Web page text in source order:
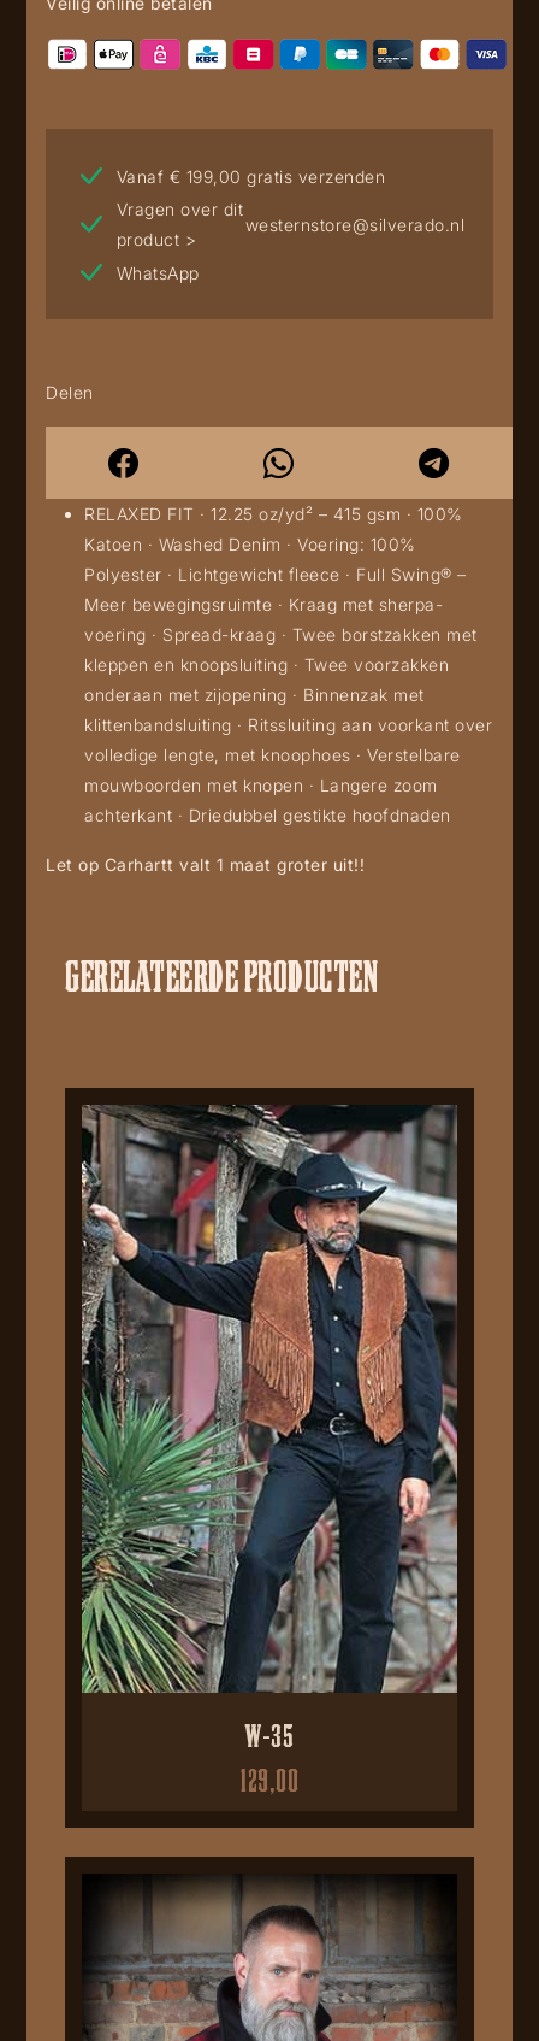
Vanaf € 199,00 gratis verzenden
Vragen over dit
product >
westernstore@silverado.nl
WhatsApp
Delen
RELAXED FIT · 12.25 oz/yd² – 415 gsm · 100%
Katoen · Washed Denim · Voering: 100%
Polyester · Lichtgewicht fleece · Full Swing® –
Meer bewegingsruimte · Kraag met sherpa-
voering · Spread-kraag · Twee borstzakken met
kleppen en knoopsluiting · Twee voorzakken
onderaan met zijopening · Binnenzak met
klittenbandsluiting · Ritssluiting aan voorkant over
volledige lengte, met knoophoes · Verstelbare
mouwboorden met knopen · Langere zoom
achterkant · Driedubbel gestikte hoofdnaden
Let op Carhartt valt 1 maat groter uit!!
GERELATEERDE PRODUCTEN
W-35
129,00